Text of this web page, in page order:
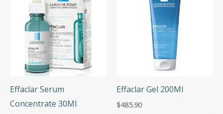
Effaclar Serum
Concentrate 30Ml
Effaclar Gel 200Ml
$485.90